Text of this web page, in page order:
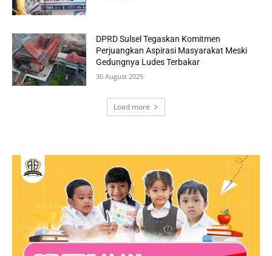
DPRD Sulsel Tegaskan Komitmen
Perjuangkan Aspirasi Masyarakat Meski
Gedungnya Ludes Terbakar
30 August 2025
Load more